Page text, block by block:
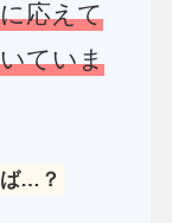
応えて
ていま
…？